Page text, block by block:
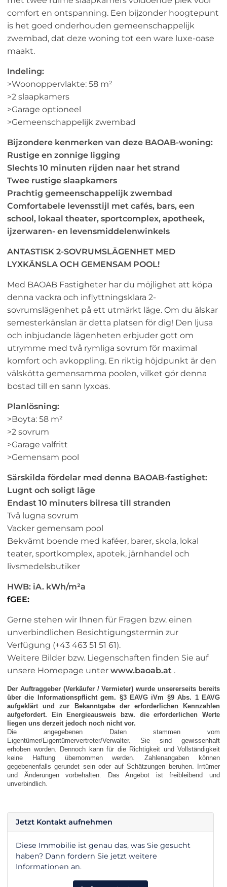
comfort en ontspanning. Een bijzonder hoogtepunt
is het goed onderhouden gemeenschappelijk
zwembad, dat deze woning tot een ware luxe-oase
maakt.
Indeling:
>Woonoppervlakte: 58 m²
>2 slaapkamers
>Garage optioneel
>Gemeenschappelijk zwembad
Bijzondere kenmerken van deze BAOAB-woning:
Rustige en zonnige ligging
Slechts 10 minuten rijden naar het strand
Twee rustige slaapkamers
Prachtig gemeenschappelijk zwembad
Comfortabele levensstijl met cafés, bars, een
school, lokaal theater, sportcomplex, apotheek,
ijzerwaren- en levensmiddelenwinkels
ANTASTISK 2-SOVRUMSLÄGENHET MED
LYXKÄNSLA OCH GEMENSAM POOL!
Med BAOAB Fastigheter har du möjlighet att köpa
denna vackra och inflyttningsklara 2-
sovrumslägenhet på ett utmärkt läge. Om du älskar
semesterkänslan är detta platsen för dig! Den ljusa
och inbjudande lägenheten erbjuder gott om
utrymme med två rymliga sovrum för maximal
komfort och avkoppling. En riktig höjdpunkt är den
välskötta gemensamma poolen, vilket gör denna
bostad till en sann lyxoas.
Planlösning:
>Boyta: 58 m²
>2 sovrum
>Garage valfritt
>Gemensam pool
Särskilda fördelar med denna BAOAB-fastighet:
Lugnt och soligt läge
Endast 10 minuters bilresa till stranden
Två lugna sovrum
Vacker gemensam pool
Bekvämt boende med kaféer, barer, skola, lokal
teater, sportkomplex, apotek, järnhandel och
livsmedelsbutiker
HWB: iA. kWh/m²a
fGEE:
Gerne stehen wir Ihnen für Fragen bzw. einen
unverbindlichen Besichtigungstermin zur
Verfügung (+43 463 51 51 61).
Weitere Bilder bzw. Liegenschaften finden Sie auf
unsere Homepage unter www.baoab.at .
Der Auftraggeber (Verkäufer / Vermieter) wurde unsererseits bereits
über die Informationspflicht gem. §3 EAVG iVm §9 Abs. 1 EAVG
aufgeklärt und zur Bekanntgabe der erforderlichen Kennzahlen
aufgefordert. Ein Energieausweis bzw. die erforderlichen Werte
liegen uns derzeit jedoch noch nicht vor.
Die angegebenen Daten stammen vom
Eigentümer/Eigentümervertreter/Verwalter. Sie sind gewissenhaft
erhoben worden. Dennoch kann für die Richtigkeit und Vollständigkeit
keine Haftung übernommen werden. Zahlenangaben können
gegebenenfalls gerundet sein oder auf Schätzungen beruhen. Irrtümer
und Änderungen vorbehalten. Das Angebot ist freibleibend und
unverbindlich.
Jetzt Kontakt aufnehmen
Diese Immobilie ist genau das, was Sie gesucht
haben? Dann fordern Sie jetzt weitere
Informationen an.